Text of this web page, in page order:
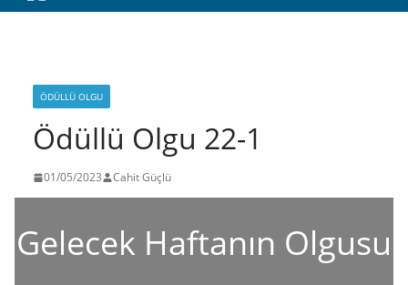
ÖDÜLLÜ OLGU
Ödüllü Olgu 22-1
01/05/2023 Cahit Güçlü
Gelecek Haftanın Olgusu